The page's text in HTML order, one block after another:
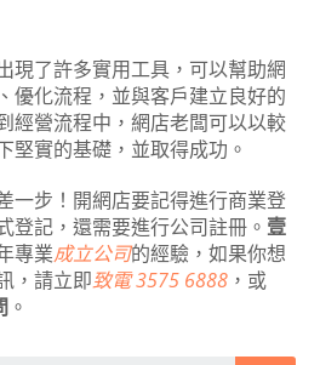
現了許多實用工具，可以幫助網
優化流程，並與客戶建立良好的
經營流程中，網店老闆可以以較
堅實的基礎，並取得成功。
一步！開網店要記得進行商業登
登記，還需要進行公司註冊。 壹
專業成立公司的經驗，如果你想
，請立即致電 3575 6888 ，或
。